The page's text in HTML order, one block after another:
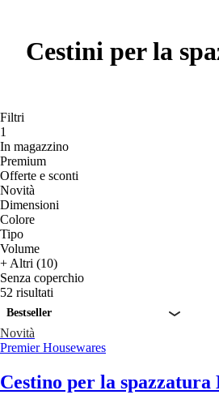
Cestini per la
Filtri
1
In magazzino
Premium
Offerte e sconti
Novità
Dimensioni
Colore
Tipo
Volume
+ Altri (10)
Senza coperchio
52 risultati
Bestseller
Novità
Premier Housewares
Cestino per la spazzatura